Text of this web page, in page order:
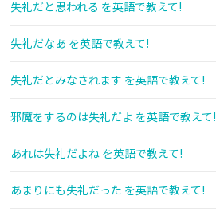
失礼だと思われる を英語で教えて!
失礼だなあ を英語で教えて!
失礼だとみなされます を英語で教えて!
邪魔をするのは失礼だよ を英語で教えて!
あれは失礼だよね を英語で教えて!
あまりにも失礼だった を英語で教えて!